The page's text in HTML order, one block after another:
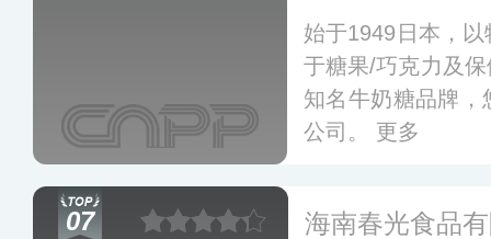
始于1949日本，
于糖果/巧克力及
知名牛奶糖品牌
公司。 更多
07 海南春光食品